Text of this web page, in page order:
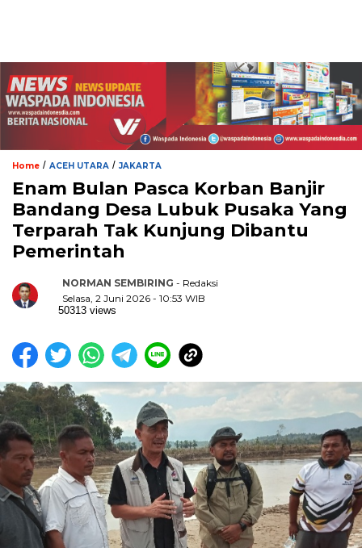
Home / ACEH UTARA / JAKARTA
Enam Bulan Pasca Korban Banjir
Bandang Desa Lubuk Pusaka Yang
Terparah Tak Kunjung Dibantu
Pemerintah
NORMAN SEMBIRING - Redaksi
Selasa, 2 Juni 2026 - 10:53 WIB
50313 views